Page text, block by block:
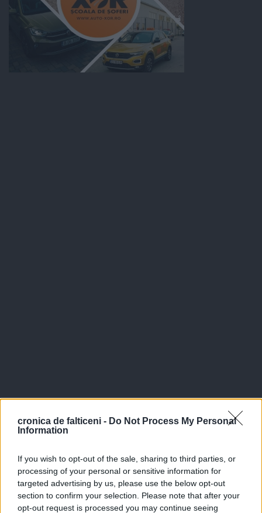
cronica de falticeni - Do Not Process My Personal
Information
If you wish to opt-out of the sale, sharing to third parties, or
processing of your personal or sensitive information for
targeted advertising by us, please use the below opt-out
section to confirm your selection. Please note that after your
opt-out request is processed you may continue seeing